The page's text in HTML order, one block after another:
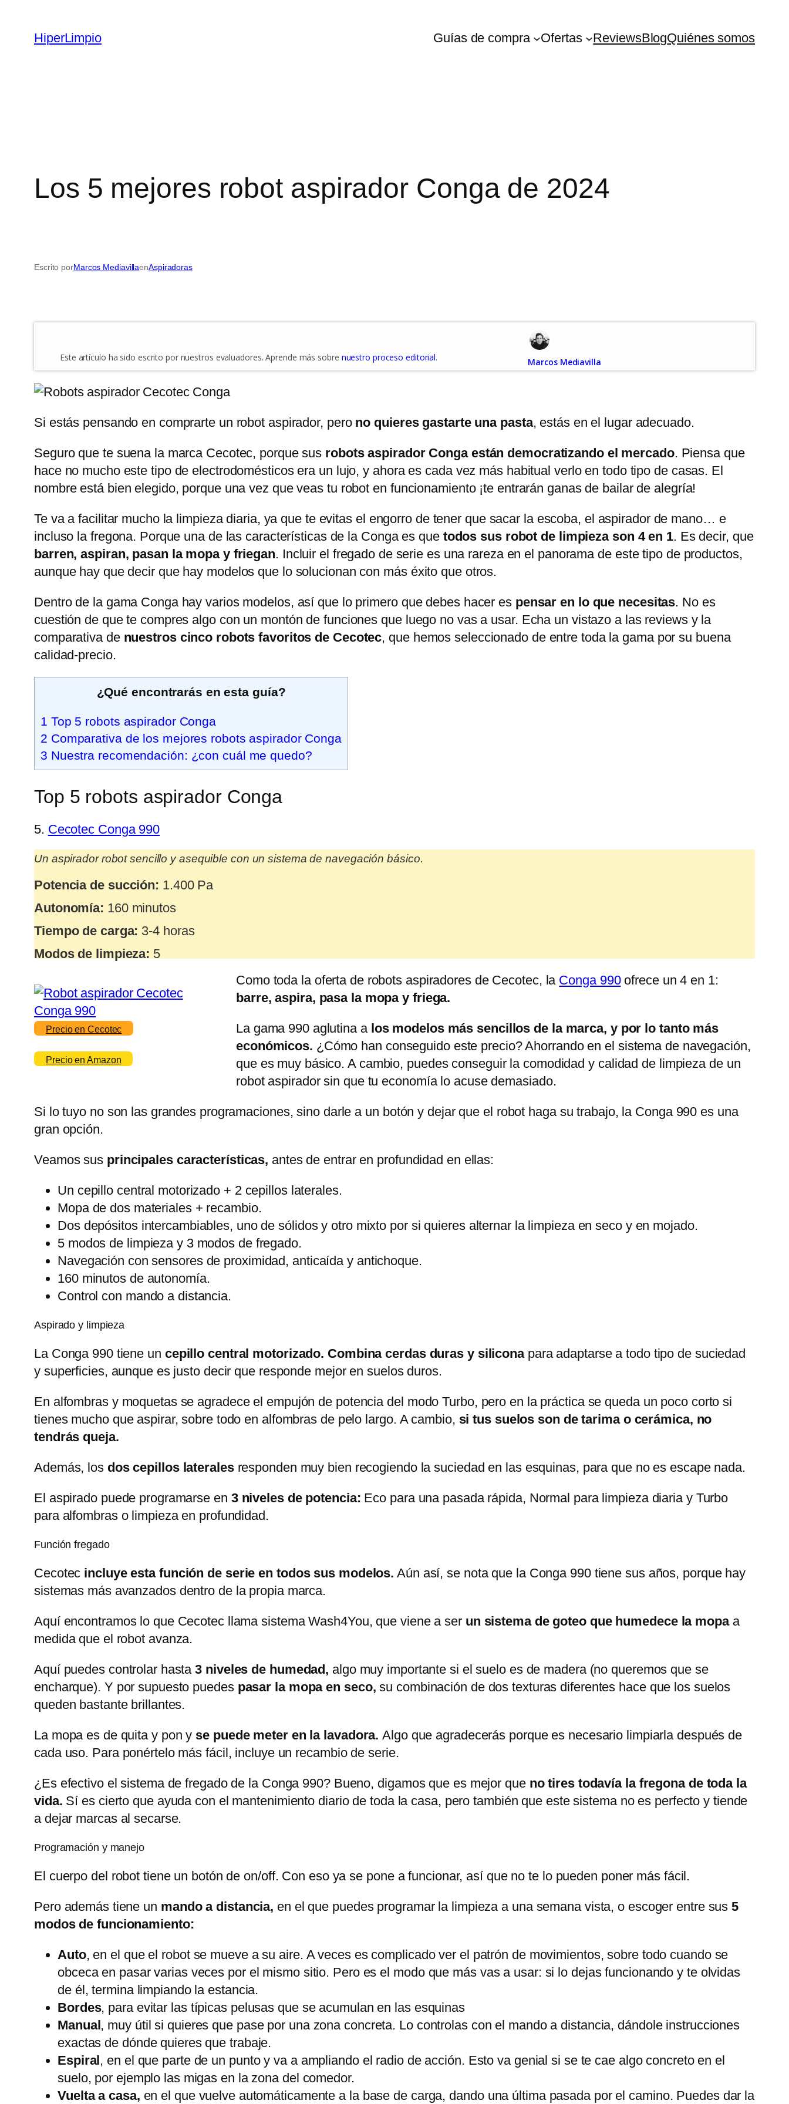
HiperLimpio Guías de compra Ofertas ReviewsBlogQuiénes somos
Los 5 mejores robot aspirador Conga de 2024
Escrito porMarcos MediavillaenAspiradoras
Este artículo ha sido escrito por nuestros evaluadores. Aprende más sobre nuestro proceso editorial. Marcos Mediavilla
Si estás pensando en comprarte un robot aspirador, pero no quieres gastarte una pasta, estás en el lugar adecuado.
Seguro que te suena la marca Cecotec, porque sus robots aspirador Conga están democratizando el mercado. Piensa que
hace no mucho este tipo de electrodomésticos era un lujo, y ahora es cada vez más habitual verlo en todo tipo de casas. El
nombre está bien elegido, porque una vez que veas tu robot en funcionamiento ¡te entrarán ganas de bailar de alegría!
Te va a facilitar mucho la limpieza diaria, ya que te evitas el engorro de tener que sacar la escoba, el aspirador de mano… e
incluso la fregona. Porque una de las características de la Conga es que todos sus robot de limpieza son 4 en 1. Es decir, que
barren, aspiran, pasan la mopa y friegan. Incluir el fregado de serie es una rareza en el panorama de este tipo de productos,
aunque hay que decir que hay modelos que lo solucionan con más éxito que otros.
Dentro de la gama Conga hay varios modelos, así que lo primero que debes hacer espensar en lo que necesitas. No es
cuestión de que te compres algo con un montón de funciones que luego no vas a usar. Echa un vistazo a las reviews y la
comparativa de nuestros cinco robots favoritos de Cecotec, que hemos seleccionado de entre toda la gama por su buena
calidad-precio.
¿Qué encontrarás en esta guía?
1 Top 5 robots aspirador Conga
2 Comparativa de los mejores robots aspirador Conga
3 Nuestra recomendación: ¿con cuál me quedo?
Top 5 robots aspirador Conga
5. Cecotec Conga 990
Un aspirador robot sencillo y asequible con un sistema de navegación básico.
Potencia de succión: 1.400 Pa
Autonomía: 160 minutos
Tiempo de carga: 3-4 horas
Modos de limpieza: 5
Precio en Cecotec
Precio en Amazon
Como toda la oferta de robots aspiradores de Cecotec, la Conga 990ofrece un 4 en 1:
barre, aspira, pasa la mopa y friega.
La gama 990 aglutina a los modelos más sencillos de la marca, y por lo tanto más
económicos. ¿Cómo han conseguido este precio? Ahorrando en el sistema de navegación,
que es muy básico. A cambio, puedes conseguir la comodidad y calidad de limpieza de un
robot aspirador sin que tu economía lo acuse demasiado.
Si lo tuyo no son las grandes programaciones, sino darle a un botón y dejar que el robot haga su trabajo, la Conga 990 es una
gran opción.
Veamos sus principales características, antes de entrar en profundidad en ellas:
Un cepillo central motorizado + 2 cepillos laterales.
Mopa de dos materiales + recambio.
Dos depósitos intercambiables, uno de sólidos y otro mixto por si quieres alternar la limpieza en seco y en mojado.
5 modos de limpieza y 3 modos de fregado.
Navegación con sensores de proximidad, anticaída y antichoque.
160 minutos de autonomía.
Control con mando a distancia.
Aspirado y limpieza
La Conga 990 tiene un cepillo central motorizado. Combina cerdas duras y silicona para adaptarse a todo tipo de suciedad
y superficies, aunque es justo decir que responde mejor en suelos duros.
En alfombras y moquetas se agradece el empujón de potencia del modo Turbo, pero en la práctica se queda un poco corto si
tienes mucho que aspirar, sobre todo en alfombras de pelo largo. A cambio, si tus suelos son de tarima o cerámica, no
tendrás queja.
Además, losdos cepillos laterales responden muy bien recogiendo la suciedad en las esquinas, para que no es escape nada.
El aspirado puede programarse en 3 niveles de potencia: Eco para una pasada rápida, Normal para limpieza diaria y Turbo
para alfombras o limpieza en profundidad.
Función fregado
Cecotec incluye esta función de serie en todos sus modelos. Aún así, se nota que la Conga 990 tiene sus años, porque hay
sistemas más avanzados dentro de la propia marca.
Aquí encontramos lo que Cecotec llama sistema Wash4You, que viene a ser un sistema de goteo que humedece la mopa a
medida que el robot avanza.
Aquí puedes controlar hasta3 niveles de humedad, algo muy importante si el suelo es de madera (no queremos que se
encharque). Y por supuesto puedes pasar la mopa en seco, su combinación de dos texturas diferentes hace que los suelos
queden bastante brillantes.
La mopa es de quita y pon y se puede meter en la lavadora.Algo que agradecerás porque es necesario limpiarla después de
cada uso. Para ponértelo más fácil, incluye un recambio de serie.
¿Es efectivo el sistema de fregado de la Conga 990? Bueno, digamos que es mejor que no tires todavía la fregona de toda la
vida. Sí es cierto que ayuda con el mantenimiento diario de toda la casa, pero también que este sistema no es perfecto y tiende
a dejar marcas al secarse.
Programación y manejo
El cuerpo del robot tiene un botón de on/off. Con eso ya se pone a funcionar, así que no te lo pueden poner más fácil.
Pero además tiene un mando a distancia, en el que puedes programar la limpieza a una semana vista, o escoger entre sus5
modos de funcionamiento:
Auto, en el que el robot se mueve a su aire. A veces es complicado ver el patrón de movimientos, sobre todo cuando se
obceca en pasar varias veces por el mismo sitio. Pero es el modo que más vas a usar: si lo dejas funcionando y te olvidas
de él, termina limpiando la estancia.
Bordes, para evitar las típicas pelusas que se acumulan en las esquinas
Manual, muy útil si quieres que pase por una zona concreta. Lo controlas con el mando a distancia, dándole instrucciones
exactas de dónde quieres que trabaje.
Espiral, en el que parte de un punto y va a ampliando el radio de acción. Esto va genial si se te cae algo concreto en el
suelo, por ejemplo las migas en la zona del comedor.
Vuelta a casa, en el que vuelve automáticamente a la base de carga, dando una última pasada por el camino. Puedes dar la